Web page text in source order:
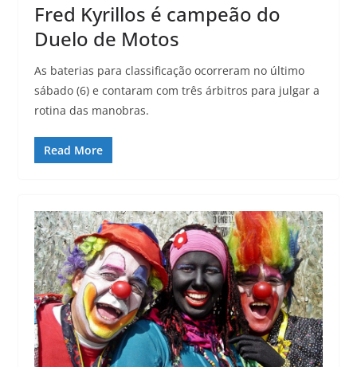
Fred Kyrillos é campeão do
Duelo de Motos
As baterias para classificação ocorreram no último
sábado (6) e contaram com três árbitros para julgar a
rotina das manobras.
Read More